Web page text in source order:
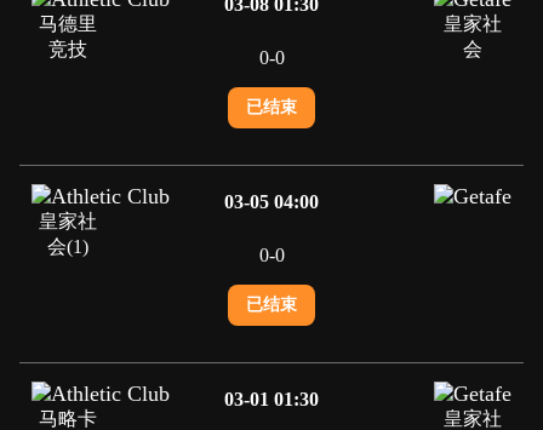
03-08 01:30
马德里
竞技
0-0
皇家社
会
已结束
03-05 04:00
皇家社
会(1)
0-0
已结束
03-01 01:30
马略卡
皇家社